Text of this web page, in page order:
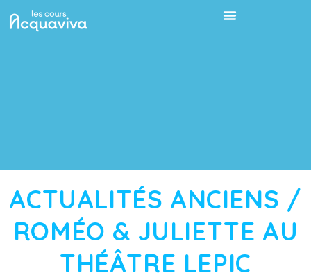
ACTUALITÉS ANCIENS /
ROMÉO & JULIETTE AU
THÉÂTRE LEPIC